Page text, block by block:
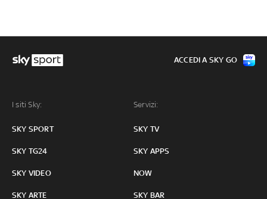
I siti Sky:
SKY SPORT
SKY TG24
SKY VIDEO
SKY ARTE
Servizi:
SKY TV
SKY APPS
NOW
SKY BAR
ACCEDI A SKY GO